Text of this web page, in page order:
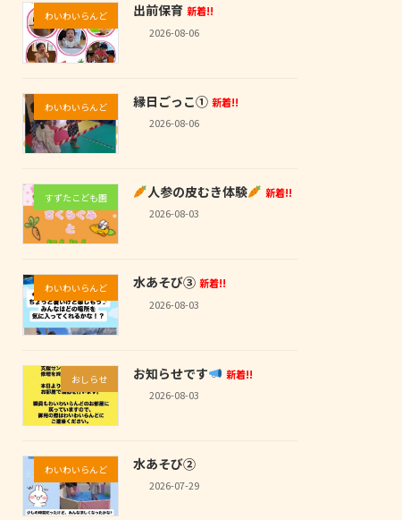
わいわいらんど 出前保育 新着!!
2026-08-06
わいわいらんど 縁日ごっこ① 新着!!
2026-08-06
すずたこども園 人参の皮むき体験
新着!!
2026-08-03
わいわいらんど 水あそび③ 新着!!
2026-08-03
おしらせ お知らせです
新着!!
2026-08-03
わいわいらんど 水あそび②
2026-07-29